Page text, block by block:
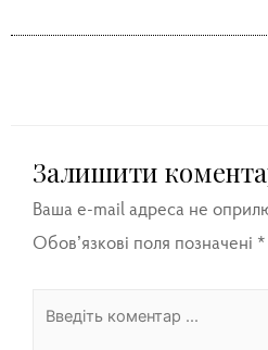
Залишити
Ваша e-mail адреса не
Обов’язкові поля позначені *